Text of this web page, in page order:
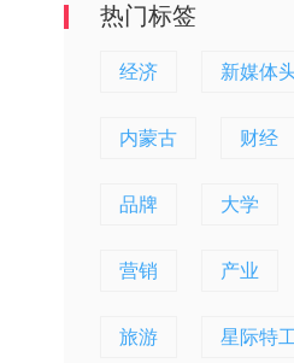
热门标签
经济 新媒体
内蒙古 财经
品牌 大学
营销 产业
旅游 星际特工